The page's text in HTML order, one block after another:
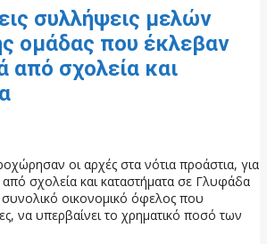
συλλήψεις μελών
ομάδας που έκλεβαν
από σχολεία και
οι αρχές στα νότια προάστια, για
από σχολεία και καταστήματα σε Γλυφάδα
οικονομικό όφελος που
να υπερβαίνει το χρηματικό ποσό των